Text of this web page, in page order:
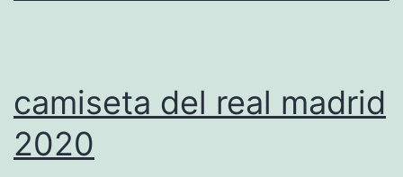
camiseta del real madrid
2020